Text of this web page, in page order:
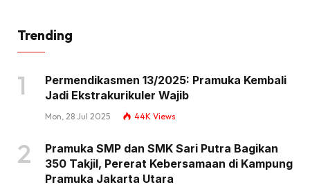
Trending
Permendikasmen 13/2025: Pramuka Kembali
Jadi Ekstrakurikuler Wajib
Mon, 28 Jul 2025 44K Views
Pramuka SMP dan SMK Sari Putra Bagikan
350 Takjil, Pererat Kebersamaan di Kampung
Pramuka Jakarta Utara